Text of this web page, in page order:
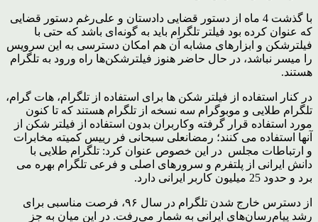
با گذشت 4 ماه از دستور قضایی دادستان و علی‌رغم دستور قضایی
که عنوان کرده بود فیلتر تلگرام باید به گونه‌ای باشد که حتی با
فیلترشکن و ابزارهای مشابه آن هم امکان دسترسی به این سرویس
را میسر نباشد، در حال حاضر هنوز فیلترشکن‌ها راه ورود به تلگرام
هستند.
در کنار استفاده از فیلتر شکن ها برای استفاده از تلگرام، هات گرام،
تلگرام طلایی و موبوگرام سه نسخه از تلگرام هستند که تا کنون
مورد استفاده قرار گرفته وکاربران بدون استفاده از فیلتر شکن از
آنها استفاده می کنند؛ رمضانعلی سبحانی‌ فر رییس کمیته مخابرات
و ارتباطات مجلس در این خصوص عنوان کرد: تلگرام طلایی با
دانش ایرانی از پلتفرم و سرورهای اصلی و فرعی تلگرام بهره می‌
برد و حدود 25 میلیون کاربر ایرانی دارد.
از دسترس خارج شدن تلگرام در سال ۹۶، فرصت مناسبی برای
رشد پیام‌رسان‌های ایرانی به شمار می‌رفت. در این میان به جز